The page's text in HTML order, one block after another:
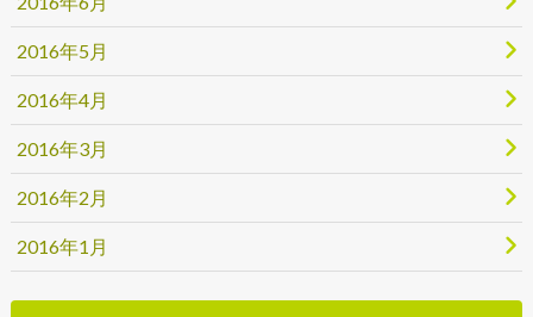
2016年5月
2016年4月
2016年3月
2016年2月
2016年1月